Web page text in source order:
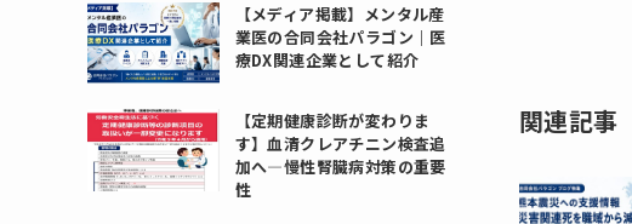
関連記事
【メディア掲載】メンタル産
業医の合同会社パラゴン｜医
療DX関連企業として紹介
【定期健康診断が変わりま
す】血清クレアチニン検査追
加へ―慢性腎臓病対策の重要
性